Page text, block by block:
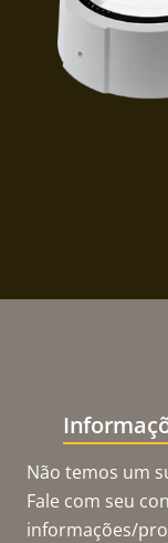
Não temos um
Fale com seu
informações/